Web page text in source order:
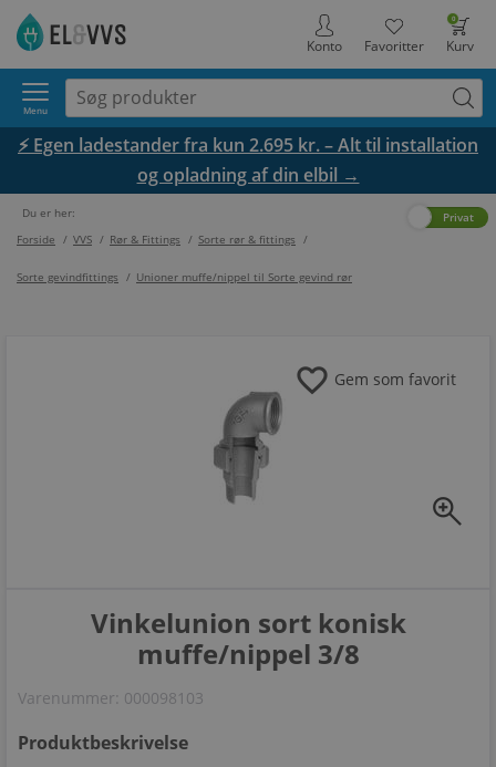
0
Kurv
Favoritter
Konto
Menu
⚡ Egen ladestander fra kun 2.695 kr. – Alt til installation
og opladning af din elbil →
Du er her:
Forside / VVS / Rør & Fittings / Sorte rør & fittings /
Sorte gevindfittings / Unioner muffe/nippel til Sorte gevind rør
Privat
zoom_in
favorite Gem som favorit
Vinkelunion sort konisk
muffe/nippel 3/8
Varenummer: 000098103
Produktbeskrivelse